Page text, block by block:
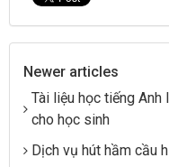
Newer articles
Tài liệu học tiếng Anh
cho học sinh
Dịch vụ hút hầm cầu